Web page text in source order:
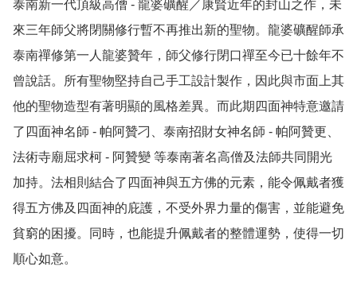
泰南新一代頂級高僧 - 龍婆礦醒／康賢近年的封山之作，未
來三年師父將閉關修行暫不再推出新的聖物。龍婆礦醒師承
泰南禪修第一人龍婆贊年，師父修行閉口禪至今已十餘年不
曾說話。所有聖物堅持自己手工設計製作，因此與市面上其
他的聖物造型有著明顯的風格差異。而此期四面神特意邀請
了四面神名師 - 帕阿贊刁、泰南招財女神名師 - 帕阿贊更、
法術寺廟屈求柯 - 阿贊變 等泰南著名高僧及法師共同開光
加持。法相則結合了四面神與五方佛的元素，能令佩戴者獲
得五方佛及四面神的庇護，不受外界力量的傷害，並能避免
貧窮的困擾。同時，也能提升佩戴者的整體運勢，使得一切
順心如意。